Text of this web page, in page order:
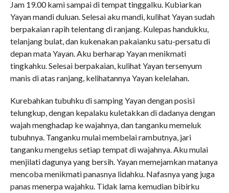
Jam 19.00 kami sampai di tempat tinggalku. Kubiarkan
Yayan mandi duluan. Selesai aku mandi, kulihat Yayan sudah
berpakaian rapih telentang di ranjang. Kulepas handukku,
telanjang bulat, dan kukenakan pakaianku satu-persatu di
depan mata Yayan. Aku berharap Yayan menikmati
tingkahku. Selesai berpakaian, kulihat Yayan tersenyum
manis di atas ranjang, kelihatannya Yayan kelelahan.
Kurebahkan tubuhku di samping Yayan dengan posisi
telungkup, dengan kepalaku kuletakkan di dadanya dengan
wajah menghadap ke wajahnya, dan tanganku memeluk
tubuhnya. Tanganku mulai membelai rambutnya, jari
tanganku mengelus setiap tempat di wajahnya. Aku mulai
menjilati dagunya yang bersih. Yayan memejamkan matanya
mencoba menikmati panasnya lidahku. Nafasnya yang juga
panas menerpa wajahku. Tidak lama kemudian bibirku